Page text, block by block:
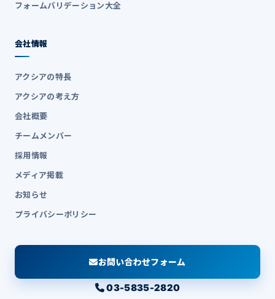
フォームバリデーション大全
会社情報
アクシアの特長
アクシアの考え方
会社概要
チームメンバー
採用情報
メディア掲載
お知らせ
プライバシーポリシー
お問い合わせフォーム
03-5835-2820